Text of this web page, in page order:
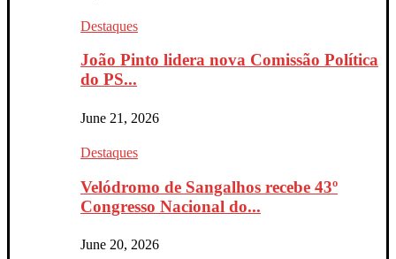
Destaques
João Pinto lidera nova Comissão Política
do PS...
June 21, 2026
Destaques
Velódromo de Sangalhos recebe 43º
Congresso Nacional do...
June 20, 2026